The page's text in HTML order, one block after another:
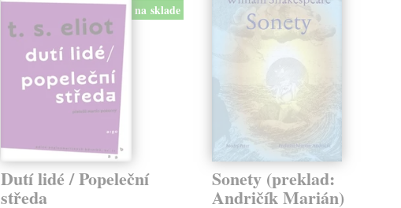
na sklade
Dutí lidé / Popeleční
středa
Sonety (preklad:
Andričík Marián)